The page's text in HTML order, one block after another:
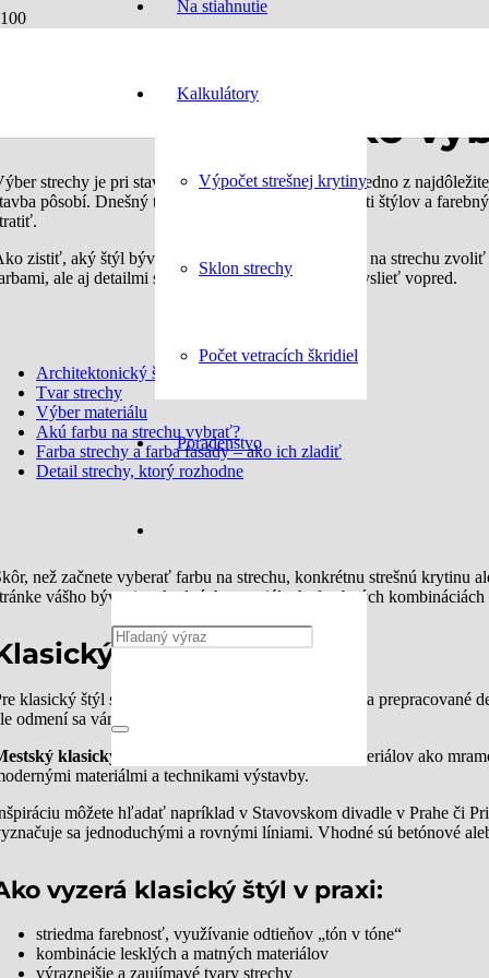
Na stiahnutie
Kalkulátory
Výpočet strešnej krytiny
Sklon strechy
Počet vetracích škridiel
Poradenstvo
Ako
strechy je pri stavbe alebo rekonštrukcii domu jedno z
pôsobí. Dnešný trh ponúka nepreberné možnosti štýlov a
zistiť, aký štýl bývania sa k vám hodí? Akú farbu na strechu zvoliť
ale aj detailmi strechy, na ktoré by ste mali myslieť vopred.
Architektonický štýl bývania
Tvar strechy
Výber materiálu
Akú farbu na strechu vybrať?
Farba strechy a farba fasády – ako ich zladiť
Detail strechy, ktorý rozhodne
než začnete vyberať farbu na strechu, konkrétnu strešnú krytinu
vášho bývania, vhodných materiáloch, farebných
štýl
klasický štýl sú charakteristické kvalitné materiály a prepracované
odmení sa vám nadčasovým dizajnom.
klasický štýl
využíva najmä kombináciu materiálov ako
materiálmi a technikami výstavby.
môžete hľadať napríklad v Stavovskom divadle v Prahe či
sa jednoduchými a rovnými líniami. Vhodné sú betónové
vyzerá klasický štýl v praxi:
striedma farebnosť, využívanie odtieňov „tón v tóne“
kombinácie lesklých a matných materiálov
výraznejšie a zaujímavé tvary strechy